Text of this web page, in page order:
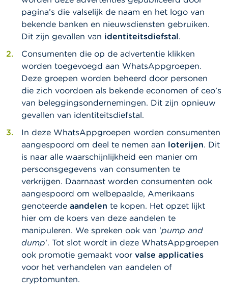
J
o
t
a
pagina’s die valselijk de naam en het logo van
bekende banken en nieuwsdiensten gebruiken.
Dit zijn gevallen van identiteitsdiefstal.
Consumenten die op de advertentie klikken
worden toegevoegd aan WhatsAppgroepen.
Deze groepen worden beheerd door personen
die zich voordoen als bekende economen of ceo’s
van beleggingsondernemingen. Dit zijn opnieuw
gevallen van identiteitsdiefstal.
In deze WhatsAppgroepen worden consumenten
aangespoord om deel te nemen aan loterijen. Dit
is naar alle waarschijnlijkheid een manier om
persoonsgegevens van consumenten te
verkrijgen. Daarnaast worden consumenten ook
aangespoord om welbepaalde, Amerikaans
genoteerde aandelen te kopen. Het opzet lijkt
hier om de koers van deze aandelen te
manipuleren. We spreken ook van 'pump and
dump'. Tot slot wordt in deze WhatsAppgroepen
ook promotie gemaakt voor valse applicaties
voor het verhandelen van aandelen of
cryptomunten.